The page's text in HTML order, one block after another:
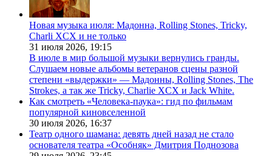
Новая музыка июля: Мадонна, Rolling Stones, Tricky,
Charli XCX и не только
31 июля 2026, 19:15
В июле в мир большой музыки вернулись гранды.
Слушаем новые альбомы ветеранов сцены разной
степени «выдержки» — Мадонны, Rolling Stones, The
Strokes, а так же Tricky, Charlie XCX и Jack White.
Как смотреть «Человека-паука»: гид по фильмам
популярной киновселенной
30 июля 2026, 16:37
Театр одного шамана: девять дней назад не стало
основателя театра «Особняк» Дмитрия Поднозова